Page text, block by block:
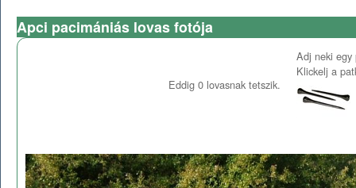
Apci pacimániás lovas fotója
Eddig 0 lovasnak tetszik.
Adj neki
Klickelj a